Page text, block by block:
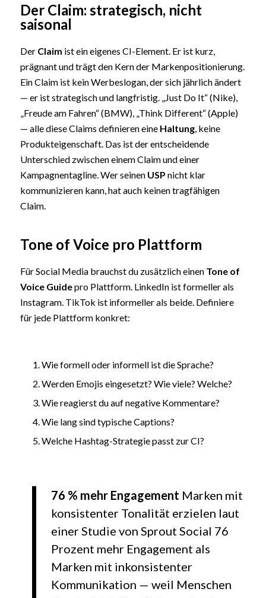
Der Claim: strategisch, nicht
saisonal
Der Claim ist ein eigenes CI-Element. Er ist kurz,
prägnant und trägt den Kern der Markenpositionierung.
Ein Claim ist kein Werbeslogan, der sich jährlich ändert
— er ist strategisch und langfristig. „Just Do It“ (Nike),
„Freude am Fahren“ (BMW), „Think Different“ (Apple)
— alle diese Claims definieren eine Haltung, keine
Produkteigenschaft. Das ist der entscheidende
Unterschied zwischen einem Claim und einer
Kampagnentagline. Wer seinen USP nicht klar
kommunizieren kann, hat auch keinen tragfähigen
Claim.
Tone of Voice pro Plattform
Für Social Media brauchst du zusätzlich einen Tone of
Voice Guidepro Plattform. LinkedIn ist formeller als
Instagram. TikTok ist informeller als beide. Definiere
für jede Plattform konkret:
Wie formell oder informell ist die Sprache?
Werden Emojis eingesetzt? Wie viele? Welche?
Wie reagierst du auf negative Kommentare?
Wie lang sind typische Captions?
Welche Hashtag-Strategie passt zur CI?
76 % mehr Engagement Marken mit
konsistenter Tonalität erzielen laut
einer Studie von Sprout Social 76
Prozent mehr Engagement als
Marken mit inkonsistenter
Kommunikation — weil Menschen